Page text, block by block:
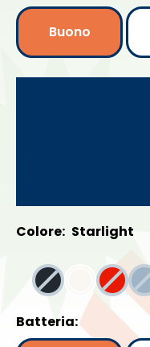
Buono
Colore: Starlight
Batteria: